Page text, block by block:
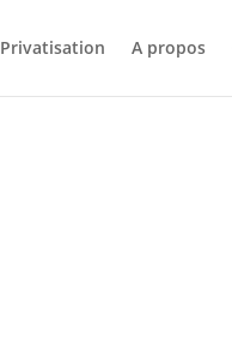
Privatisation A propos